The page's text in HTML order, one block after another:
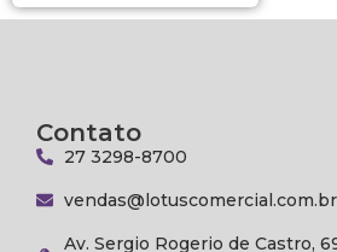
Contato
27 3298-8700
vendas@lotuscomercial.com.br
Av. Sergio Rogerio de Castro,